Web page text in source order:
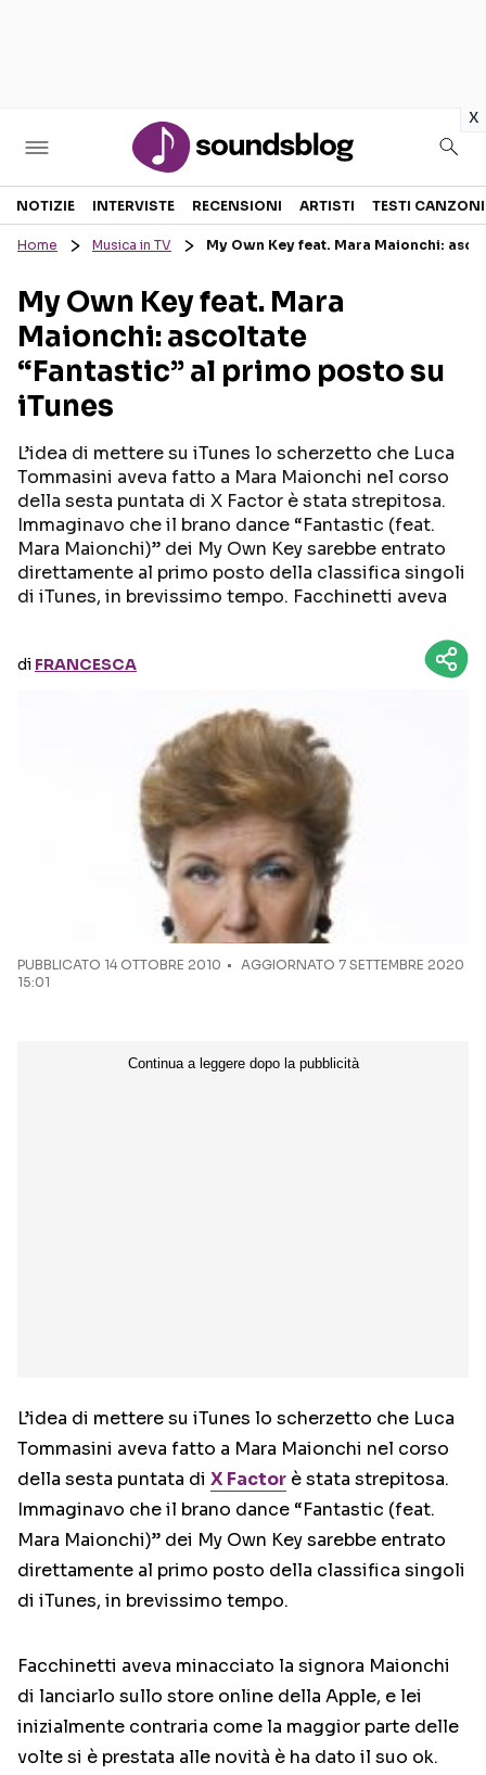
x
Sezioni
RECENSIONI MUSICALI
INTERVISTE
GOSSIP E CURIOSITÀ
TESTI CANZONI
TOUR ED EVENTI
TALENT SHOW
Seguici sui social
NOTIZIE INTERVISTE RECENSIONI ARTISTI TESTI CANZONI
Home Musica in TV My Own Key feat. Mara Maionchi:
My Own Key feat. Mara
Maionchi: ascoltate
“Fantastic” al primo posto su
iTunes
L’idea di mettere su iTunes lo scherzetto che Luca
Tommasini aveva fatto a Mara Maionchi nel corso
della sesta puntata di X Factor è stata strepitosa.
Immaginavo che il brano dance “Fantastic (feat.
Mara Maionchi)” dei My Own Key sarebbe entrato
direttamente al primo posto della classifica singoli
di iTunes, in brevissimo tempo. Facchinetti aveva
di FRANCESCA
PUBBLICATO 14 OTTOBRE 2010
AGGIORNATO 7 SETTEMBRE 2020
15:01
L’idea di mettere su iTunes lo scherzetto che Luca
Tommasini aveva fatto a Mara Maionchi nel corso
della sesta puntata di X Factor è stata strepitosa.
Immaginavo che il brano dance “Fantastic (feat.
Mara Maionchi)” dei My Own Key sarebbe entrato
direttamente al primo posto della classifica singoli
di iTunes, in brevissimo tempo.
Facchinetti aveva minacciato la signora Maionchi
di lanciarlo sullo store online della Apple, e lei
inizialmente contraria come la maggior parte delle
volte si è prestata alle novità è ha dato il suo ok.